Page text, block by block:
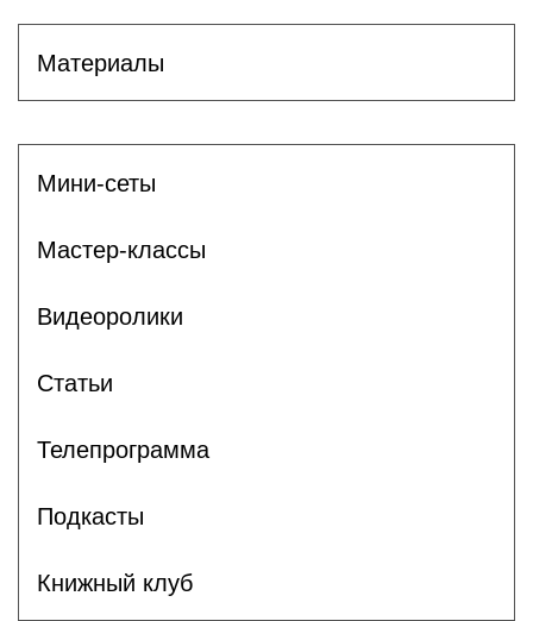
Материалы
Мини-сеты
Мастер-классы
Видеоролики
Статьи
Телепрограмма
Подкасты
Книжный клуб